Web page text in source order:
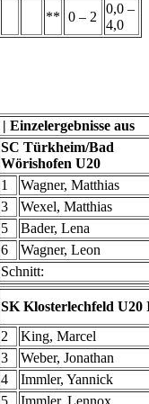
** 0 – 2
0,0 –
4,0
| Einzelergebnisse aus
SC Türkheim/Bad
Wörishofen U20
1
Wagner, Matthias
3
Wexel, Matthias
5
Bader, Lena
6
Wagner, Leon
Schnitt:
SK Klosterlechfeld U20
2
King, Marcel
3
Weber, Jonathan
4
Immler, Yannick